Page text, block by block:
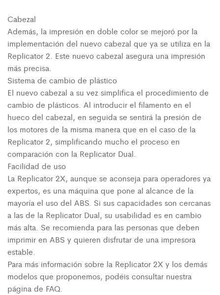
Cabezal
Además, la impresión en doble color se mejoró por la
implementación del nuevo cabezal que ya se utiliza en la
Replicator 2. Este nuevo cabezal asegura una impresión
más precisa.
Sistema de cambio de plástico
El nuevo cabezal a su vez simplifica el procedimiento de
cambio de plásticos. Al introducir el filamento en el
hueco del cabezal, en seguida se sentirá la presión de
los motores de la misma manera que en el caso de la
Replicator 2, simplificando mucho el proceso en
comparación con la Replicator Dual.
Facilidad de uso
La Replicator 2X, aunque se aconseja para operadores ya
expertos, es una máquina que pone al alcance de la
mayoría el uso del ABS. Si sus capacidades son cercanas
a las de la Replicator Dual, su usabilidad es en cambio
más alta. Se recomienda para las personas que deben
imprimir en ABS y quieren disfrutar de una impresora
estable.
Para más información sobre la Replicator 2X y los demás
modelos que proponemos, podéis consultar nuestra
página de FAQ.